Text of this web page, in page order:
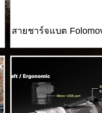
สายชาร์จแบต